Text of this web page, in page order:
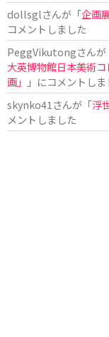
dollsglさんが「企画
コメントしました
PeggVikutongさん
大英博物館日本美術
画」
」にコメントしま
skynko41 さんが「浮
メントしました